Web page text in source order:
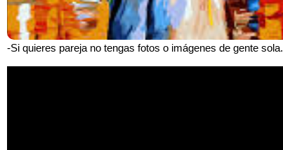
-Si quieres pareja no tengas fotos o imágenes de gente sola.